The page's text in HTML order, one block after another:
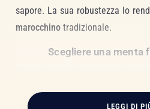
sapore. La sua robustezza lo
marocchino tradizionale.
Scegliere una menta
marocchina
garantisce unLEGGI DI